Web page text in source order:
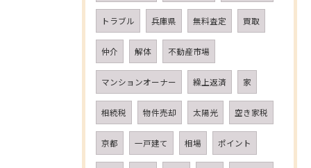
トラブル 兵庫県 無料査定 買取
仲介 解体 不動産市場
マンションオーナー 繰上返済 家
相続税 物件売却 太陽光 空き家税
京都 一戸建て 相場 ポイント